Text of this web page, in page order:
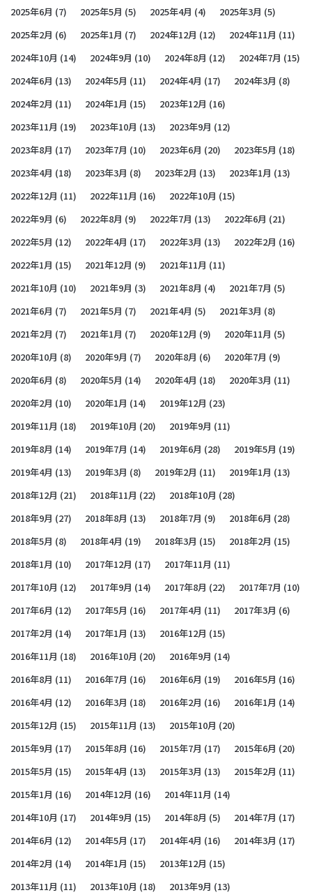
2025年6月 (7) 2025年5月 (5) 2025年4月 (4) 2025年3月 (5)
2025年2月 (6) 2025年1月 (7) 2024年12月 (12) 2024年11月 (11)
2024年10月 (14) 2024年9月 (10) 2024年8月 (12) 2024年7月 (15)
2024年6月 (13) 2024年5月 (11) 2024年4月 (17) 2024年3月 (8)
2024年2月 (11) 2024年1月 (15) 2023年12月 (16)
2023年11月 (19) 2023年10月 (13) 2023年9月 (12)
2023年8月 (17) 2023年7月 (10) 2023年6月 (20) 2023年5月 (18)
2023年4月 (18) 2023年3月 (8) 2023年2月 (13) 2023年1月 (13)
2022年12月 (11) 2022年11月 (16) 2022年10月 (15)
2022年9月 (6) 2022年8月 (9) 2022年7月 (13) 2022年6月 (21)
2022年5月 (12) 2022年4月 (17) 2022年3月 (13) 2022年2月 (16)
2022年1月 (15) 2021年12月 (9) 2021年11月 (11)
2021年10月 (10) 2021年9月 (3) 2021年8月 (4) 2021年7月 (5)
2021年6月 (7) 2021年5月 (7) 2021年4月 (5) 2021年3月 (8)
2021年2月 (7) 2021年1月 (7) 2020年12月 (9) 2020年11月 (5)
2020年10月 (8) 2020年9月 (7) 2020年8月 (6) 2020年7月 (9)
2020年6月 (8) 2020年5月 (14) 2020年4月 (18) 2020年3月 (11)
2020年2月 (10) 2020年1月 (14) 2019年12月 (23)
2019年11月 (18) 2019年10月 (20) 2019年9月 (11)
2019年8月 (14) 2019年7月 (14) 2019年6月 (28) 2019年5月 (19)
2019年4月 (13) 2019年3月 (8) 2019年2月 (11) 2019年1月 (13)
2018年12月 (21) 2018年11月 (22) 2018年10月 (28)
2018年9月 (27) 2018年8月 (13) 2018年7月 (9) 2018年6月 (28)
2018年5月 (8) 2018年4月 (19) 2018年3月 (15) 2018年2月 (15)
2018年1月 (10) 2017年12月 (17) 2017年11月 (11)
2017年10月 (12) 2017年9月 (14) 2017年8月 (22) 2017年7月 (10)
2017年6月 (12) 2017年5月 (16) 2017年4月 (11) 2017年3月 (6)
2017年2月 (14) 2017年1月 (13) 2016年12月 (15)
2016年11月 (18) 2016年10月 (20) 2016年9月 (14)
2016年8月 (11) 2016年7月 (16) 2016年6月 (19) 2016年5月 (16)
2016年4月 (12) 2016年3月 (18) 2016年2月 (16) 2016年1月 (14)
2015年12月 (15) 2015年11月 (13) 2015年10月 (20)
2015年9月 (17) 2015年8月 (16) 2015年7月 (17) 2015年6月 (20)
2015年5月 (15) 2015年4月 (13) 2015年3月 (13) 2015年2月 (11)
2015年1月 (16) 2014年12月 (16) 2014年11月 (14)
2014年10月 (17) 2014年9月 (15) 2014年8月 (5) 2014年7月 (17)
2014年6月 (12) 2014年5月 (17) 2014年4月 (16) 2014年3月 (17)
2014年2月 (14) 2014年1月 (15) 2013年12月 (15)
2013年11月 (11) 2013年10月 (18) 2013年9月 (13)